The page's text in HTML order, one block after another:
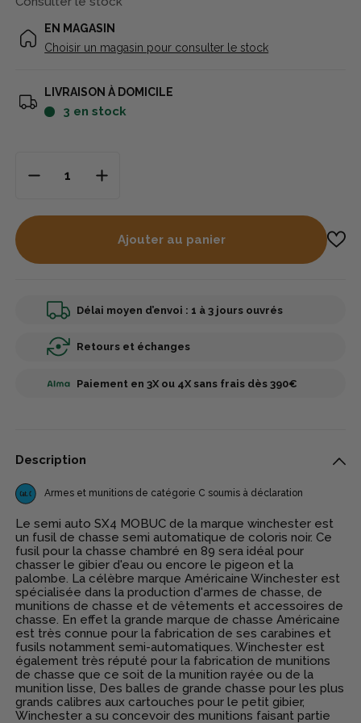
EN MAGASIN
Choisir un magasin pour consulter le stock
LIVRAISON À DOMICILE
3 en stock
Ajouter au panier
Délai moyen d’envoi : 1 à 3 jours ouvrés
Retours et échanges
Paiement en 3X ou 4X sans frais dès 390€
Description
Armes et munitions de catégorie C soumis à déclaration
Le semi auto SX4 MOBUC de la marque winchester est
un fusil de chasse semi automatique de coloris noir. Ce
fusil pour la chasse chambré en 89 sera idéal pour
chasser le gibier d'eau ou encore le pigeon et la
palombe. La célèbre marque Américaine Winchester est
spécialisée dans la production d'armes de chasse, de
munitions de chasse et de vêtements et accessoires de
chasse. En effet la grande marque de chasse Américaine
est très connue pour la fabrication de ses carabines et
fusils notamment semi-automatiques. Winchester est
également très réputé pour la fabrication de munitions
de chasse que ce soit de la munition rayée ou de la
munition lisse, Des balles de grande chasse pour les plus
grands calibres aux cartouches pour le petit gibier,
Winchester a su concevoir des munitions faisant partie